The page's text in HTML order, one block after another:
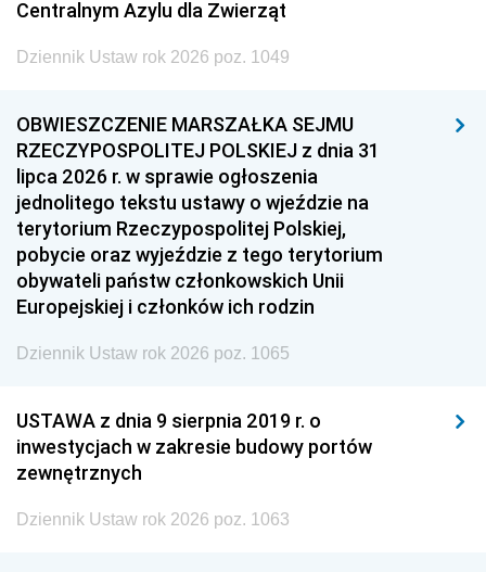
Centralnym Azylu dla Zwierząt
Dziennik Ustaw rok 2026 poz. 1049
OBWIESZCZENIE MARSZAŁKA SEJMU
RZECZYPOSPOLITEJ POLSKIEJ z dnia 31
lipca 2026 r. w sprawie ogłoszenia
jednolitego tekstu ustawy o wjeździe na
terytorium Rzeczypospolitej Polskiej,
pobycie oraz wyjeździe z tego terytorium
obywateli państw członkowskich Unii
Europejskiej i członków ich rodzin
Dziennik Ustaw rok 2026 poz. 1065
USTAWA z dnia 9 sierpnia 2019 r. o
inwestycjach w zakresie budowy portów
zewnętrznych
Dziennik Ustaw rok 2026 poz. 1063